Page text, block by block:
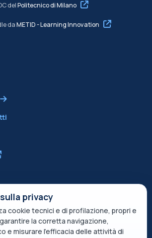
delPolitecnico di Milano
daMETID - Learning Innovation
Edvance per il trattamento dei dati
privacy
cookie tecnici e di profilazione, propri e
la corretta navigazione,
e misurare l’efficacia delle attività di